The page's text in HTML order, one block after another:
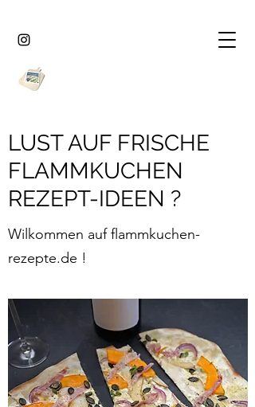
LUST AUF FRISCHE
FLAMMKUCHEN
REZEPT-IDEEN ?
Wilkommen auf flammkuchen-
rezepte.de !